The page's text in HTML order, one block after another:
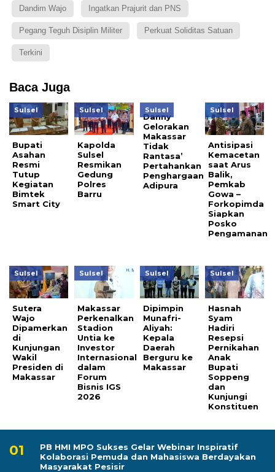
Dandim Wajo Ingatkan Prajurit dan PNS
Pegang Teguh Disiplin Militer Perkuat Soliditas Satuan
Terkini
Baca Juga
Sulsel
Bupati
Asahan
Resmi
Tutup
Kegiatan
Bimtek
Smart City
Sulsel
Kapolda
Sulsel
Resmikan
Gedung
Polres
Barru
Sulsel
Danny
Gelorakan
Makassar
Tidak
Rantasa’
Pertahankan
Penghargaan
Adipura
Sulsel
Antisipasi
Kemacetan
saat Arus
Balik,
Pemkab
Gowa –
Forkopimda
Siapkan
Posko
Pengamanan
Sulsel
Sutera
Wajo
Dipamerkan
di
Kunjungan
Wakil
Presiden di
Makassar
Sulsel
Makassar
Perkenalkan
Stadion
Untia ke
Investor
Internasional
dalam
Forum
Bisnis IGS
2026
Sulsel
Dipimpin
Munafri-
Aliyah:
Kepala
Daerah
Berguru ke
Makassar
Sulsel
Hasnah
Syam
Hadiri
Resepsi
Pernikahan
Anak
Bupati
Soppeng
dan
Kunjungi
Konstituen
PB HMI MPO Sukses Gelar Webinar Inspiratif
Kolaborasi Pemuda dan Mahasiswa Berdayakan
Masyarakat Pesisir